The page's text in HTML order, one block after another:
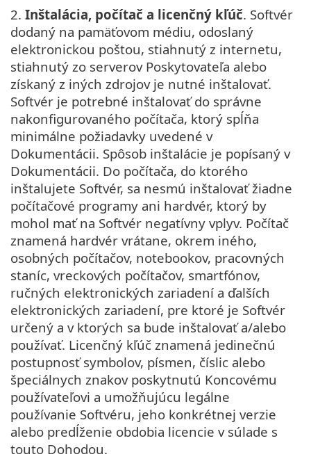
2. Inštalácia, počítač a licenčný kľúč. Softvér
dodaný na pamäťovom médiu, odoslaný
elektronickou poštou, stiahnutý z internetu,
stiahnutý zo serverov Poskytovateľa alebo
získaný z iných zdrojov je nutné inštalovať.
Softvér je potrebné inštalovať do správne
nakonfigurovaného počítača, ktorý spĺňa
minimálne požiadavky uvedené v
Dokumentácii. Spôsob inštalácie je popísaný v
Dokumentácii. Do počítača, do ktorého
inštalujete Softvér, sa nesmú inštalovať žiadne
počítačové programy ani hardvér, ktorý by
mohol mať na Softvér negatívny vplyv. Počítač
znamená hardvér vrátane, okrem iného,
osobných počítačov, notebookov, pracovných
staníc, vreckových počítačov, smartfónov,
ručných elektronických zariadení a ďalších
elektronických zariadení, pre ktoré je Softvér
určený a v ktorých sa bude inštalovať a/alebo
používať. Licenčný kľúč znamená jedinečnú
postupnosť symbolov, písmen, číslic alebo
špeciálnych znakov poskytnutú Koncovému
používateľovi a umožňujúcu legálne
používanie Softvéru, jeho konkrétnej verzie
alebo predĺženie obdobia licencie v súlade s
touto Dohodou.